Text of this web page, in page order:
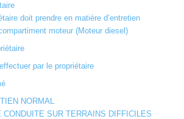
doit prendre en matière d’entretien
moteur (Moteur diesel)
par le propriétaire
NORMAL
CONDUITE SUR TERRAINS DIFFICILES